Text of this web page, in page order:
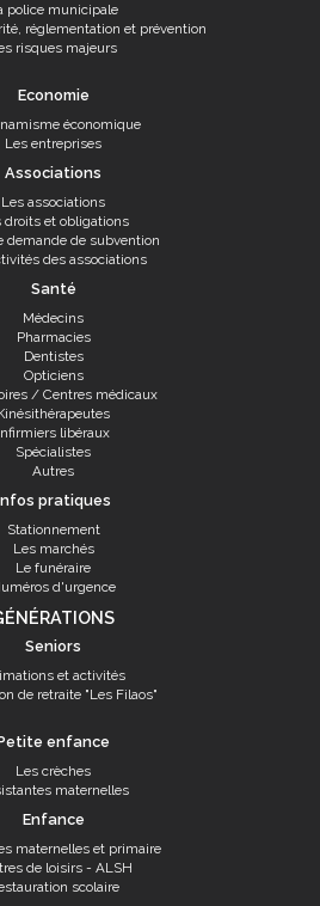
police municipale
réglementation et prévention
risques majeurs
Economie
économique
Les entreprises
Associations
Les associations
droits et obligations
demande de subvention
des associations
Santé
Médecins
Pharmacies
Dentistes
Opticiens
/ Centres médicaux
libéraux
Spécialistes
Autres
pratiques
Stationnement
Les marchés
Le funéraire
d'urgence
Seniors
et activités
de retraite "Les Filaos"
enfance
Les crèches
maternelles
Enfance
maternelles et primaire
de loisirs - ALSH
scolaire